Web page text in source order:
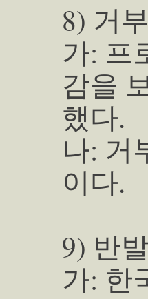
8) 거
가: 프
감을
했다.
나: 거
이다.
9) 반발
가: 한